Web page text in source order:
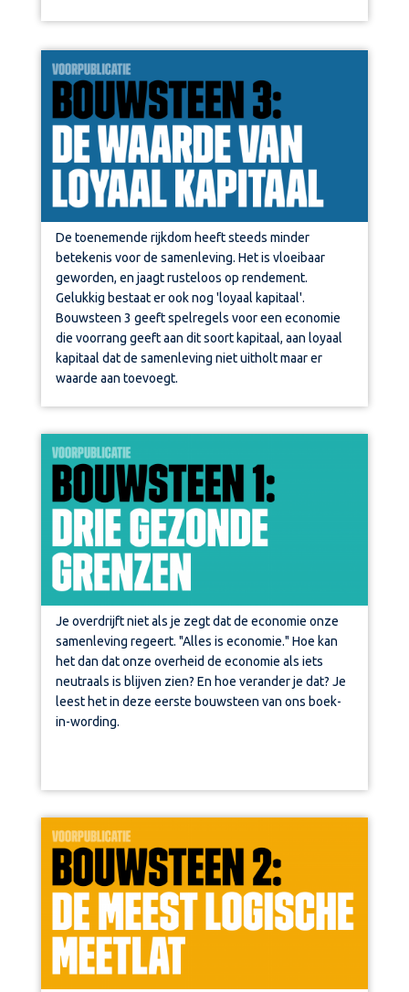
De toenemende rijkdom heeft steeds minder
betekenis voor de samenleving. Het is vloeibaar
geworden, en jaagt rusteloos op rendement.
Gelukkig bestaat er ook nog 'loyaal kapitaal'.
Bouwsteen 3 geeft spelregels voor een economie
die voorrang geeft aan dit soort kapitaal, aan loyaal
kapitaal dat de samenleving niet uitholt maar er
waarde aan toevoegt.
Je overdrijft niet als je zegt dat de economie onze
samenleving regeert. "Alles is economie." Hoe kan
het dan dat onze overheid de economie als iets
neutraals is blijven zien? En hoe verander je dat? Je
leest het in deze eerste bouwsteen van ons boek-
in-wording.